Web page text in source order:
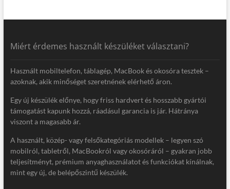
Miért érdemes használt készüléket választani?
Használt mobiltelefon, táblagép, MacBook és okosóra tesztek –
azoknak, akik minőséget szeretnének elérhető áron.
Egy új készülék előnye, hogy friss hardvert és hosszabb gyártói
támogatást kapunk hozzá, ráadásul garancia is jár. Hátránya
viszont a magasabb ár.
A használt, közép- vagy felsőkategóriás modellek – legyen szó
mobilról, tabletről, MacBookról vagy okosóráról – gyakran jobb
teljesítményt, prémium anyaghasználatot és funkciókat kínálnak,
mint egy új, de belépőszintű készülék.